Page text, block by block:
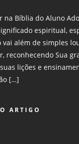
na Bíblia do Aluno
espiritual,
vai além de simples
reconhecendo Sua
lições e
[…]
ARTIGO